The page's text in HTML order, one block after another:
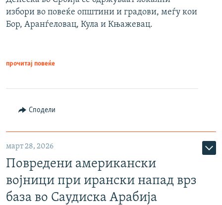
избори во повеќе општини и градови, меѓу кои
Бор, Аранѓеловац, Кула и Књажевац.
прочитај повеќе
Сподели
март 28, 2026
Повредени американски
војници при ирански напад врз
база во Саудиска Арабија